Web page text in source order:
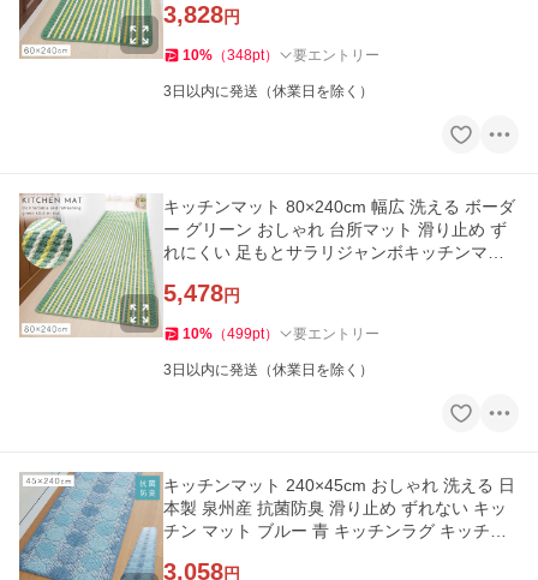
3,828円
10% （348pt） 要エントリー
3日以内に発送（休業日を除く）
キッチンマット 80×240cm 幅広 洗える ボーダ
ー グリーン おしゃれ 台所マット 滑り止め ず
れにくい 足もとサラリジャンボキッチンマッ
5,478円
10% （499pt） 要エントリー
3日以内に発送（休業日を除く）
キッチンマット 240×45cm おしゃれ 洗える 日
本製 泉州産 抗菌防臭 滑り止め ずれない キッ
チン マット ブルー 青 キッチンラグ キッチン
3,058円